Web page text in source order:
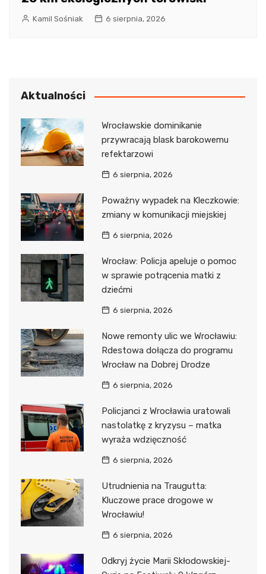
Kamil Sośniak 6 sierpnia, 2026
Aktualności
Wrocławskie dominikanie
przywracają blask barokowemu
refektarzowi
6 sierpnia, 2026
Poważny wypadek na Kleczkowie:
zmiany w komunikacji miejskiej
6 sierpnia, 2026
Wrocław: Policja apeluje o pomoc
w sprawie potrącenia matki z
dziećmi
6 sierpnia, 2026
Nowe remonty ulic we Wrocławiu:
Rdestowa dołącza do programu
Wrocław na Dobrej Drodze
6 sierpnia, 2026
Policjanci z Wrocławia uratowali
nastolatkę z kryzysu – matka
wyraża wdzięczność
6 sierpnia, 2026
Utrudnienia na Traugutta:
Kluczowe prace drogowe w
Wrocławiu!
6 sierpnia, 2026
Odkryj życie Marii Skłodowskiej-